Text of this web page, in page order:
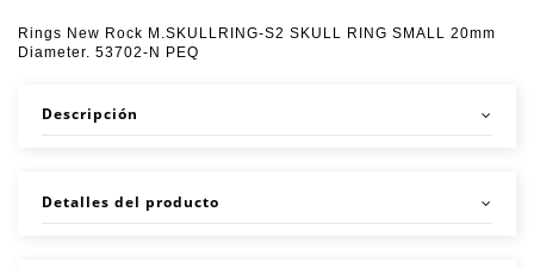
Rings New Rock M.SKULLRING-S2 SKULL RING SMALL 20mm
Diameter. 53702-N PEQ
Descripción
Detalles del producto